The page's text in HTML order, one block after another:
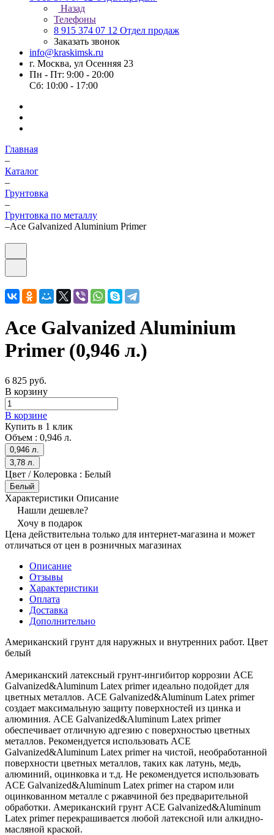
Назад
Телефоны
8 915 374 07 12 Отдел продаж
Заказать звонок
info@kraskimsk.ru
г. Москва, ул Осенняя 23
Пн - Пт: 9:00 - 20:00
Сб: 10:00 - 17:00
Главная
–
Каталог
–
Грунтовка
–
Грунтовка по металлу
–Ace Galvanized Aluminium Primer
Ace Galvanized Aluminium
Primer (0,946 л.)
6 825 руб.
В корзину
В корзине
Купить в 1 клик
Объем : 0,946 л.
0,946 л.
3,78 л.
Цвет / Колеровка : Белый
Белый
Характеристики Описание
Нашли дешевле?
Хочу в подарок
Цена действительна только для интернет-магазина и может
отличаться от цен в розничных магазинах
Описание
Отзывы
Характеристики
Оплата
Доставка
Дополнительно
Американский грунт для наружных и внутренних работ. Цвет
белый
Американский латексный грунт-ингибитор коррозии ACE
Galvanized&Aluminum Latex primer идеально подойдет для
цветных металлов. ACE Galvanized&Aluminum Latex primer
создает максимальную защиту поверхностей из цинка и
алюминия. ACE Galvanized&Aluminum Latex primer
обеспечивает отличную адгезию с поверхностью цветных
металлов. Рекомендуется использовать ACE
Galvanized&Aluminum Latex primer на чистой, необработанной
поверхности цветных металлов, таких как латунь, медь,
алюминий, оцинковка и т.д. Не рекомендуется использовать
ACE Galvanized&Aluminum Latex primer на старом или
оцинкованном металле с ржавчиной без предварительной
обработки. Американский грунт ACE Galvanized&Aluminum
Latex primer перекрашивается любой латексной или алкидно-
масляной краской.